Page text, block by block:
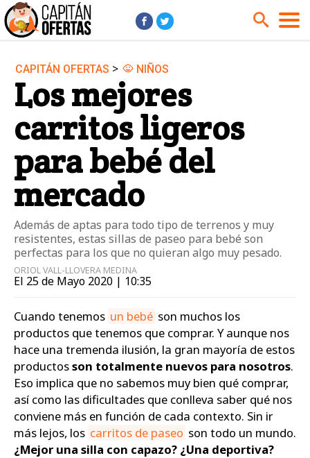
Audio y Música
Cine y Series
Coches
Deportes
Financiero
Hogar
Hoteles
Jardín
Juguetes
Libros
Móviles
Niños
Ordenadores
Tablets
Tecnología
Videojuegos
Vuelos
Zapatos
CAPITÁN OFERTAS > NIÑOS
Los mejores
carritos ligeros
para bebé del
mercado
Además de aptas para todo tipo de terrenos y muy
resistentes, estas sillas de paseo para bebé son
perfectas para los que no quieran algo muy pesado.
ORIOL VALL-LLOVERA MEDINA
El 25 de Mayo 2020 | 10:35
Cuando tenemos un bebé son muchos los
productos que tenemos que comprar. Y aunque nos
hace una tremenda ilusión, la gran mayoría de estos
productosson totalmente nuevos para nosotros.
Eso implica que no sabemos muy bien qué comprar,
así como las dificultades que conlleva saber qué nos
conviene más en función de cada contexto. Sin ir
más lejos, los carritos de paseo son todo un mundo.
¿Mejor una silla con capazo? ¿Una deportiva?